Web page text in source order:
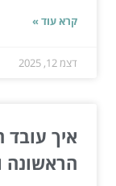
קרא עוד »
דצמ 12, 2025
איך עובד
הראשונה